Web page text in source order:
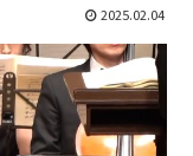
2025.02.04